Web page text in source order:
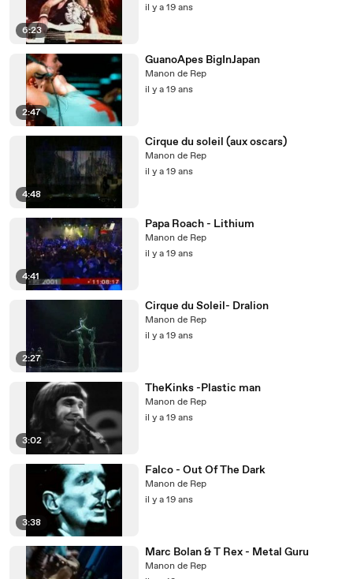
6:23
il y a 19 ans
2:47
GuanoApes BigInJapan
Manon de Rep
il y a 19 ans
4:48
Cirque du soleil (aux oscars)
Manon de Rep
il y a 19 ans
4:41
Papa Roach - Lithium
Manon de Rep
il y a 19 ans
2:27
Cirque du Soleil- Dralion
Manon de Rep
il y a 19 ans
3:02
TheKinks -Plastic man
Manon de Rep
il y a 19 ans
3:38
Falco - Out Of The Dark
Manon de Rep
il y a 19 ans
Marc Bolan & T Rex - Metal Guru
Manon de Rep